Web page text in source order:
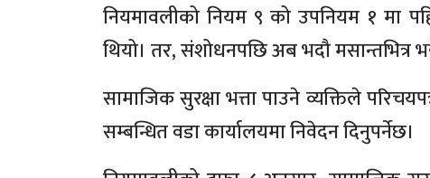
नियमावलीको नियम ९ को उपनियम १ मा
थियो। तर, संशोधनपछि अब भदौ मसान्तभित्र
सामाजिक सुरक्षा भत्ता पाउने व्यक्तिले
सम्बन्धित वडा कार्यालयमा निवेदन दिनुपर्नेछ।